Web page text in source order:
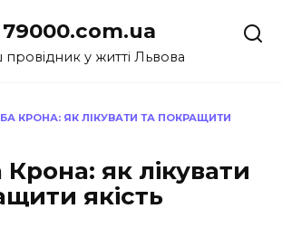
79000.com.ua
у житті Львова
КРОНА: ЯК ЛІКУВАТИ ТА ПОКРАЩИТИ
як лікувати
якість